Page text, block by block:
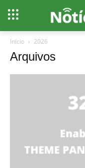
Início 2026
Arquivos